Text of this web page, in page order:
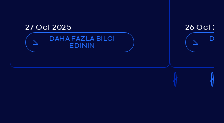
27 Oct 2025
DAHA FAZLA BİLGİ
EDİNİN
26 Oct